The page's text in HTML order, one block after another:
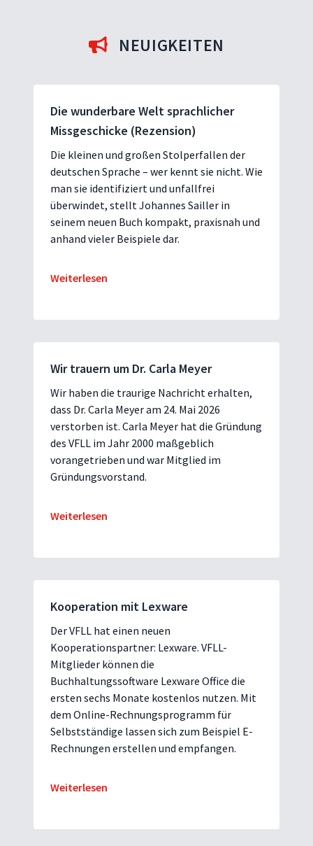
NEUIGKEITEN
Die wunderbare Welt sprachlicher
Missgeschicke (Rezension)
Die kleinen und großen Stolperfallen der
deutschen Sprache – wer kennt sie nicht. Wie
man sie identifiziert und unfallfrei
überwindet, stellt Johannes Sailler in
seinem neuen Buch kompakt, praxisnah und
anhand vieler Beispiele dar.
Weiterlesen
Wir trauern um Dr. Carla Meyer
Wir haben die traurige Nachricht erhalten,
dass Dr. Carla Meyer am 24. Mai 2026
verstorben ist. Carla Meyer hat die Gründung
des VFLL im Jahr 2000 maßgeblich
vorangetrieben und war Mitglied im
Gründungsvorstand.
Weiterlesen
Kooperation mit Lexware
Der VFLL hat einen neuen
Kooperationspartner: Lexware. VFLL-
Mitglieder können die
Buchhaltungssoftware Lexware Office die
ersten sechs Monate kostenlos nutzen. Mit
dem Online-Rechnungsprogramm für
Selbstständige lassen sich zum Beispiel E-
Rechnungen erstellen und empfangen.
Weiterlesen